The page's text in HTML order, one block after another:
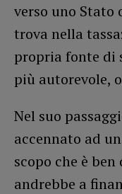
verso uno Stato
trova nella
propria fonte di
più autorevole,
Nel suo
accennato ad
scopo che è ben
andrebbe a